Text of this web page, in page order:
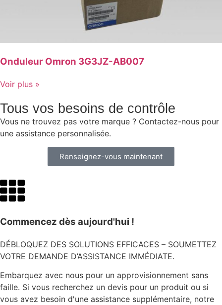
Onduleur Omron 3G3JZ-AB007
Voir plus »
Tous vos besoins de contrôle
Vous ne trouvez pas votre marque ? Contactez-nous pour
une assistance personnalisée.
Renseignez-vous maintenant
Commencez dès aujourd'hui !
DÉBLOQUEZ DES SOLUTIONS EFFICACES – SOUMETTEZ
VOTRE DEMANDE D’ASSISTANCE IMMÉDIATE.
Embarquez avec nous pour un approvisionnement sans
faille. Si vous recherchez un devis pour un produit ou si
vous avez besoin d'une assistance supplémentaire, notre